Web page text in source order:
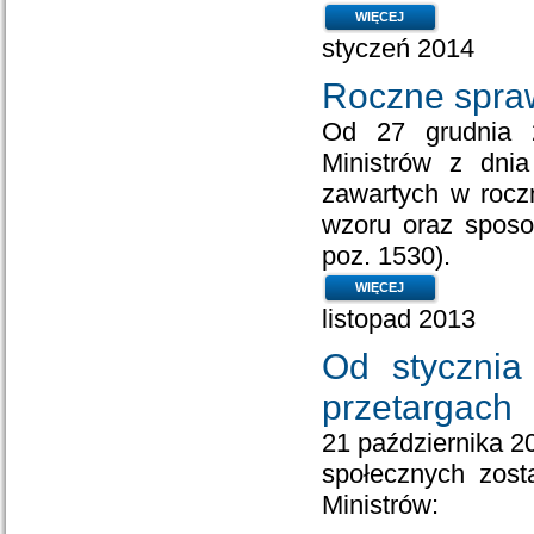
WIĘCEJ
styczeń 2014
Roczne
Od 27 grudnia
Ministrów z
zawartych w
wzoru oraz
poz. 1530).
WIĘCEJ
listopad 2013
Od
przetargach
21 października
społecznych
Ministrów: